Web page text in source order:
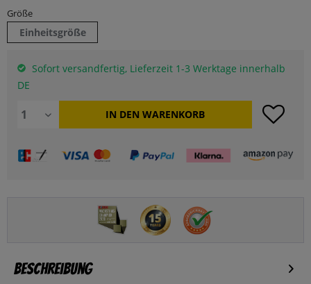
Größe
Einheitsgröße
Sofort versandfertig, Lieferzeit 1-3 Werktage innerhalb
DE
IN DEN WARENKORB
Beschreibung